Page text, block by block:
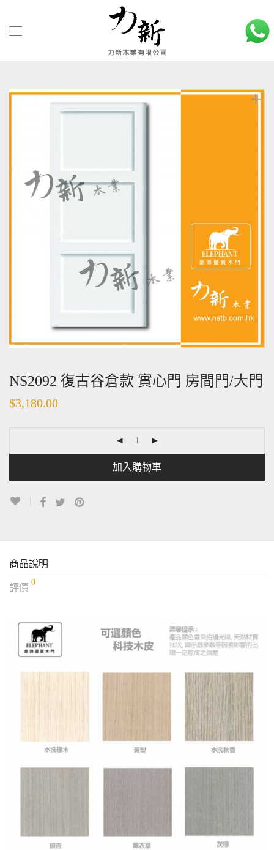
NS2092 復古谷倉款 實心門 房間門/大門
$3,180.00
加入購物車
商品說明
評價
0